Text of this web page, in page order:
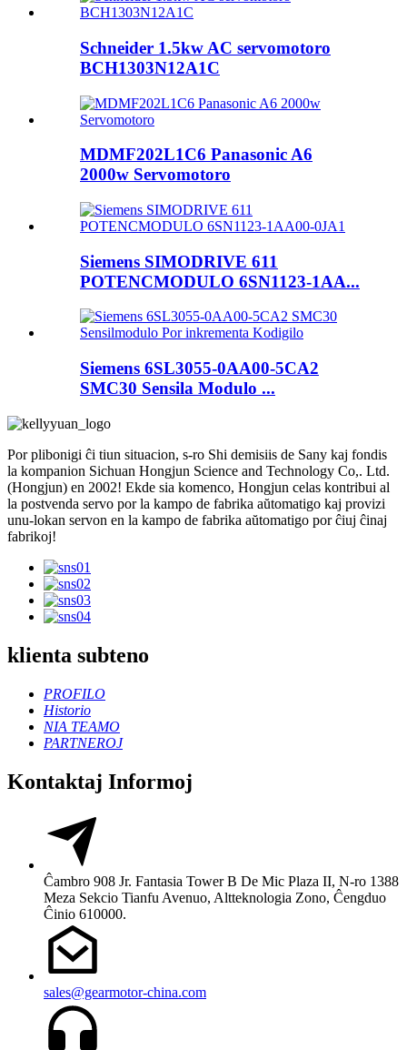
Schneider 1.5kw AC servomotoro
BCH1303N12A1C
MDMF202L1C6 Panasonic A6
2000w Servomotoro
Siemens SIMODRIVE 611
POTENCMODULO 6SN1123-1AA...
Siemens 6SL3055-0AA00-5CA2
SMC30 Sensila Modulo ...
Por plibonigi ĉi tiun situacion, s-ro Shi demisiis de Sany kaj fondis
la kompanion Sichuan Hongjun Science and Technology Co,. Ltd.
(Hongjun) en 2002! Ekde sia komenco, Hongjun celas kontribui al
la postvenda servo por la kampo de fabrika aŭtomatigo kaj provizi
unu-lokan servon en la kampo de fabrika aŭtomatigo por ĉiuj ĉinaj
fabrikoj!
klienta subteno
PROFILO
Historio
NIA TEAMO
PARTNEROJ
Kontaktaj Informoj
Ĉambro 908 Jr. Fantasia Tower B De Mic Plaza II, N-ro 1388
Meza Sekcio Tianfu Avenuo, Altteknologia Zono, Ĉengduo
Ĉinio 610000.
sales@gearmotor-china.com